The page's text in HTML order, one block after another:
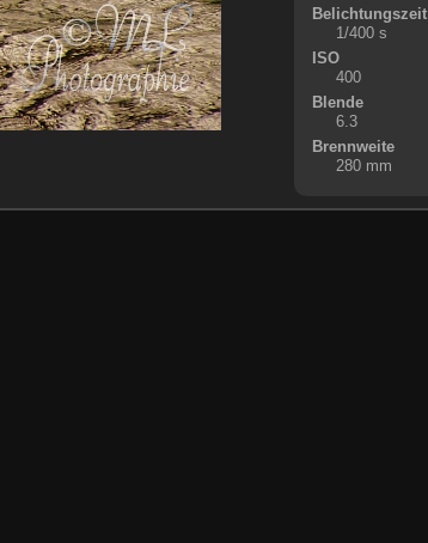
Belichtungszeit
1/400 s
ISO
400
Blende
6.3
Brennweite
280 mm